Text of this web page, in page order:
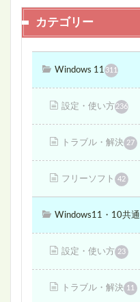
カテゴリー
Windows 11 311
設定・使い方236
トラブル・解決 27
フリーソフト 42
Windows11・10共通
設定・使い方 23
トラブル・解決 11